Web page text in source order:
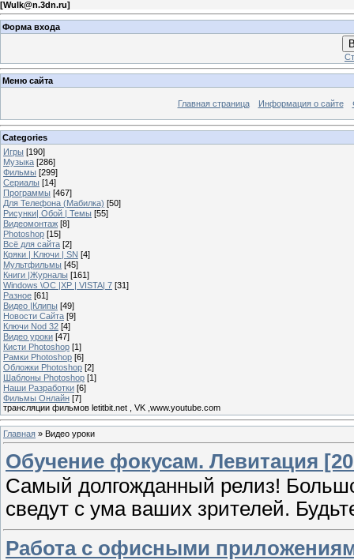
[Wulk@n.3dn.ru]
Форма входа
Меню сайта
Главная страница Информация о сайте
Categories
Игры [190]
Музыка [286]
Фильмы [299]
Сериалы [14]
Программы [467]
Для Телефона (Мабилка) [50]
Рисунки| Обой | Темы [55]
Видеомонтаж [8]
Photoshop [15]
Всё для сайта [2]
Кряки | Kлючи | SN [4]
Мультфильмы [45]
Книги |Журналы [161]
Windows \OC |XP | VISTA| 7 [31]
Разное [61]
Видео |Клипы [49]
Новости Сайта [9]
Ключи Nod 32 [4]
Видео уроки [47]
Кисти Photoshop [1]
Рамки Photoshop [6]
Обложки Photoshop [2]
Шаблоны Photoshop [1]
Наши Разработки [6]
Фильмы Онлайн [7]
трансляции фильмов letitbit.net , VK ,www.youtube.com
Главная » Видео уроки
Обучение фокусам. Левитация
Самый долгожданный релиз!
сведут с ума ваших зрителей.
Работа с офисными